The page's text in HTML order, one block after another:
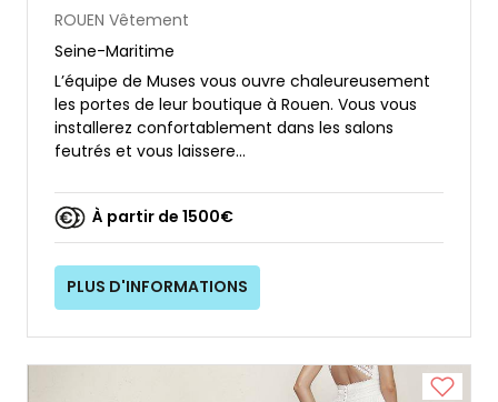
ROUEN Vêtement
Seine-Maritime
L’équipe de Muses vous ouvre chaleureusement
les portes de leur boutique à Rouen. Vous vous
installerez confortablement dans les salons
feutrés et vous laissere...
À partir de 1500€
PLUS D'INFORMATIONS